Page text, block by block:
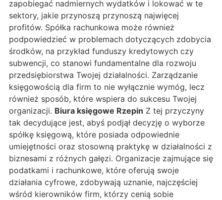
zapobiegać nadmiernych wydatków i lokować w te
sektory, jakie przynoszą przynoszą najwięcej
profitów. Spółka rachunkowa może również
podpowiedzieć w problemach dotyczących zdobycia
środków, na przykład funduszy kredytowych czy
subwencji, co stanowi fundamentalne dla rozwoju
przedsiębiorstwa Twojej działalności. Zarządzanie
księgowością dla firm to nie wyłącznie wymóg, lecz
również sposób, które wspiera do sukcesu Twojej
organizacji. Biura księgowe Rzepin Z tej przyczyny
tak decydujące jest, abyś podjął decyzję o wyborze
spółkę księgową, które posiada odpowiednie
umiejętności oraz stosowną praktykę w działalności z
biznesami z różnych gałęzi. Organizacje zajmujące się
podatkami i rachunkowe, które oferują swoje
działania cyfrowe, zdobywają uznanie, najczęściej
wśród kierowników firm, którzy cenią sobie